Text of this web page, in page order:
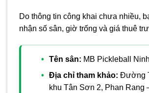
Do thông tin công khai chưa nhiều,
nhận số sân, giờ trống và giá thuê
Tên sân: MB Pickleball
Địa chỉ tham khảo: Đường
khu Tân Sơn 2, Phan Rang